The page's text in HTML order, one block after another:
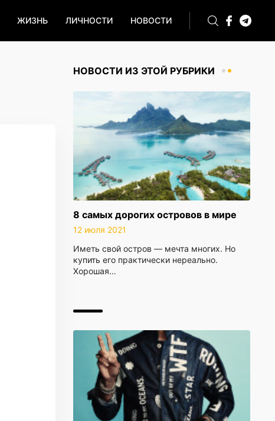
ЖИЗНЬ ЛИЧНОСТИ НОВОСТИ
НОВОСТИ ИЗ ЭТОЙ РУБРИКИ
8 самых дорогих островов в мире
12 июля 2021
Иметь свой остров — мечта многих. Но
купить его практически нереально.
Хорошая…